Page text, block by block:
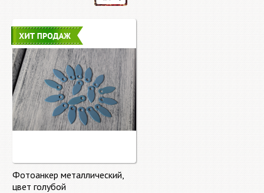
Фотоанкер металлический,
цвет голубой